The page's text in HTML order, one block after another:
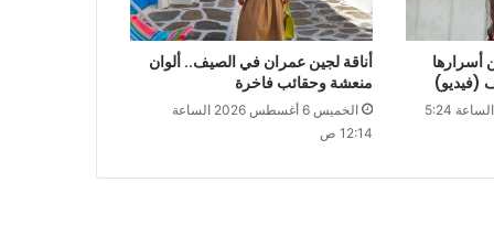
أسرارها
(فيديو)
الجمعة 7 أغسطس 2026 الساعة 5:24
أناقة لجين عمران في الصيف.. ألوان
منعشة وحقائب فاخرة
الخميس 6 أغسطس 2026 الساعة
12:14 ص